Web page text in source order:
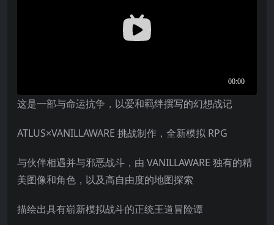
这是一部与命运抗争，以爱和羁绊撰写的幻想战记
ATLUS×VANILLAWARE 挑战制作，全新模拟 RPG
与伙伴相遇并与邪恶战斗，由 VANILLAWARE 独有的精
美图像和角色，以及高自由度的地图探索
描绘出具有崭新模拟战斗的正统王道冒险谭